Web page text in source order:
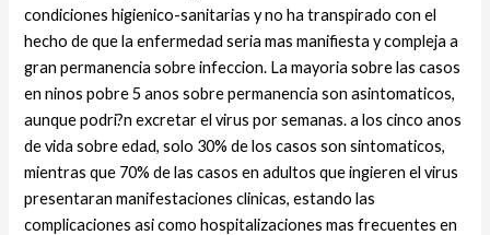
condiciones higienico-sanitarias y no ha transpirado con el
hecho de que la enfermedad seri­a mas manifiesta y compleja a
gran permanencia sobre infeccion. La mayoria sobre las casos
en ninos pobre 5 anos sobre permanencia son asintomaticos,
aunque podri?n excretar el virus por semanas. a los cinco anos
de vida sobre edad, solo 30% de los casos son sintomaticos,
mientras que 70% de las casos en adultos que ingieren el virus
presentaran manifestaciones clinicas, estando las
complicaciones asi­ como hospitalizaciones mas frecuentes en